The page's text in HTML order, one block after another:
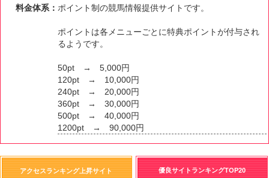
料金体系： ポイント制の競馬情報提供サイトです。
ポイントは各メニューごとに特典ポイントが付与され
るようです。
50pt → 5,000円
120pt → 10,000円
240pt → 20,000円
360pt → 30,000円
500pt → 40,000円
1200pt → 90,000円
優良サイトランキングTOP20
アクセスランキング上昇サイト